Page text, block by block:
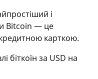
і
Bitcoin — це
карткою.
біткоїн за USD на